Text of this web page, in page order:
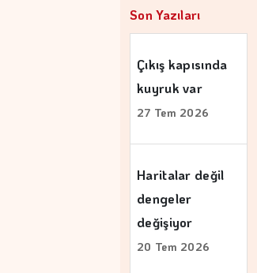
Son Yazıları
Çıkış kapısında
kuyruk var
27 Tem 2026
Haritalar değil
dengeler
değişiyor
20 Tem 2026